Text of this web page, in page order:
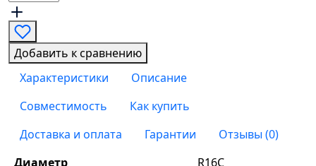
Добавить к сравнению
Характеристики
Описание
Совместимость
Как купить
Доставка и оплата
Гарантии
Отзывы (0)
Диаметр
R16C